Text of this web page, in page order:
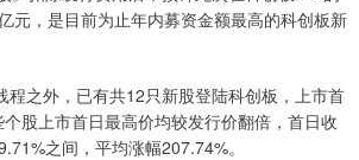
元，是目前为止年内募资金额最高的科创板新
程之外，已有共12只新股登陆科创板，上市首
股上市首日最高价均较发行价翻倍，首日收
之间，平均涨幅207.74%。